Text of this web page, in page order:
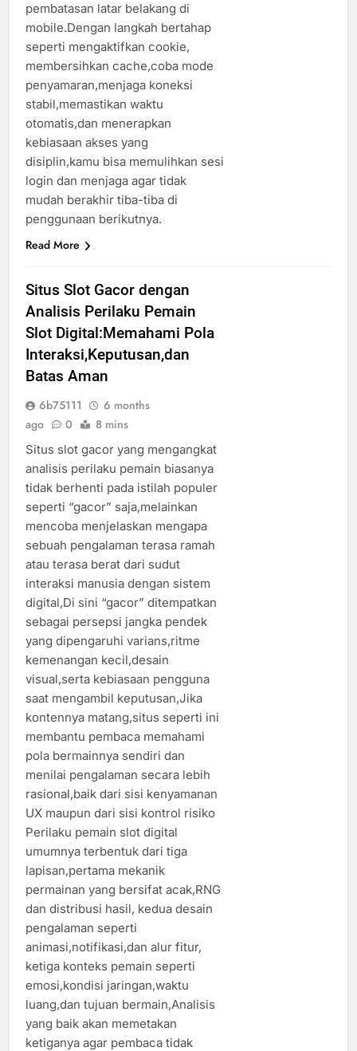
pembatasan latar belakang di
mobile.Dengan langkah bertahap
seperti mengaktifkan cookie,
membersihkan cache,coba mode
penyamaran,menjaga koneksi
stabil,memastikan waktu
otomatis,dan menerapkan
kebiasaan akses yang
disiplin,kamu bisa memulihkan sesi
login dan menjaga agar tidak
mudah berakhir tiba-tiba di
penggunaan berikutnya.
Read More
Situs Slot Gacor dengan
Analisis Perilaku Pemain
Slot Digital:Memahami Pola
Interaksi,Keputusan,dan
Batas Aman
6b75111
6 months
ago
0 8 mins
Situs slot gacor yang mengangkat
analisis perilaku pemain biasanya
tidak berhenti pada istilah populer
seperti “gacor” saja,melainkan
mencoba menjelaskan mengapa
sebuah pengalaman terasa ramah
atau terasa berat dari sudut
interaksi manusia dengan sistem
digital,Di sini “gacor” ditempatkan
sebagai persepsi jangka pendek
yang dipengaruhi varians,ritme
kemenangan kecil,desain
visual,serta kebiasaan pengguna
saat mengambil keputusan,Jika
kontennya matang,situs seperti ini
membantu pembaca memahami
pola bermainnya sendiri dan
menilai pengalaman secara lebih
rasional,baik dari sisi kenyamanan
UX maupun dari sisi kontrol risiko
Perilaku pemain slot digital
umumnya terbentuk dari tiga
lapisan,pertama mekanik
permainan yang bersifat acak,RNG
dan distribusi hasil, kedua desain
pengalaman seperti
animasi,notifikasi,dan alur fitur,
ketiga konteks pemain seperti
emosi,kondisi jaringan,waktu
luang,dan tujuan bermain,Analisis
yang baik akan memetakan
ketiganya agar pembaca tidak